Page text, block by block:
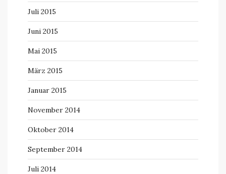
Juli 2015
Juni 2015
Mai 2015
März 2015
Januar 2015
November 2014
Oktober 2014
September 2014
Juli 2014